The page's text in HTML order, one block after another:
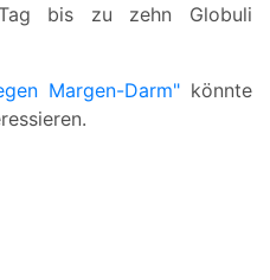
bis zu zehn Globuli
Margen-Darm" könnte